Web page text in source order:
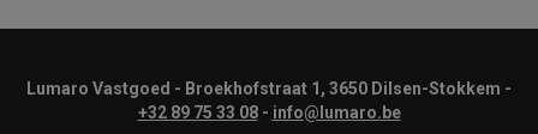
Lumaro Vastgoed - Broekhofstraat 1, 3650 Dilsen-Stokkem -
+32 89 75 33 08- info@lumaro.be